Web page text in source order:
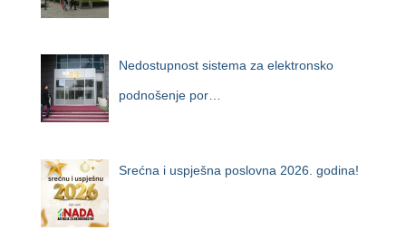
Nedostupnost sistema za elektronsko
podnošenje por…
Srećna i uspješna poslovna 2026. godina!